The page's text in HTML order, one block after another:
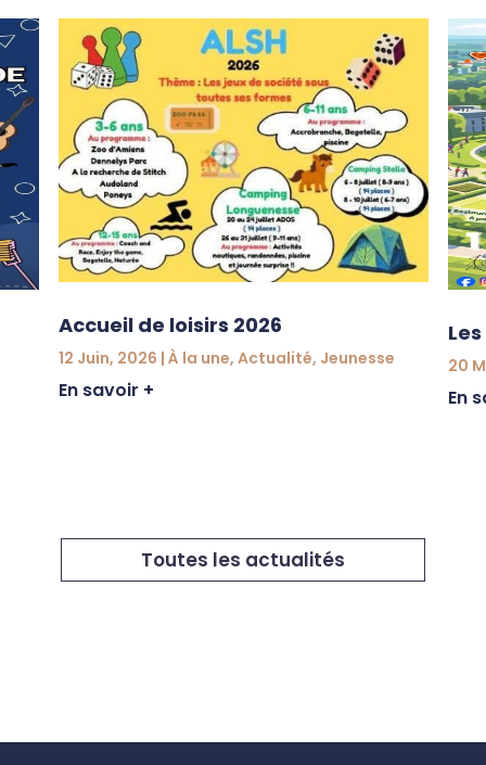
Accueil de loisirs 2026
12 Juin, 2026 | À la une, Actualité, Jeunesse
En savoir +
20
En
Toutes les actualités